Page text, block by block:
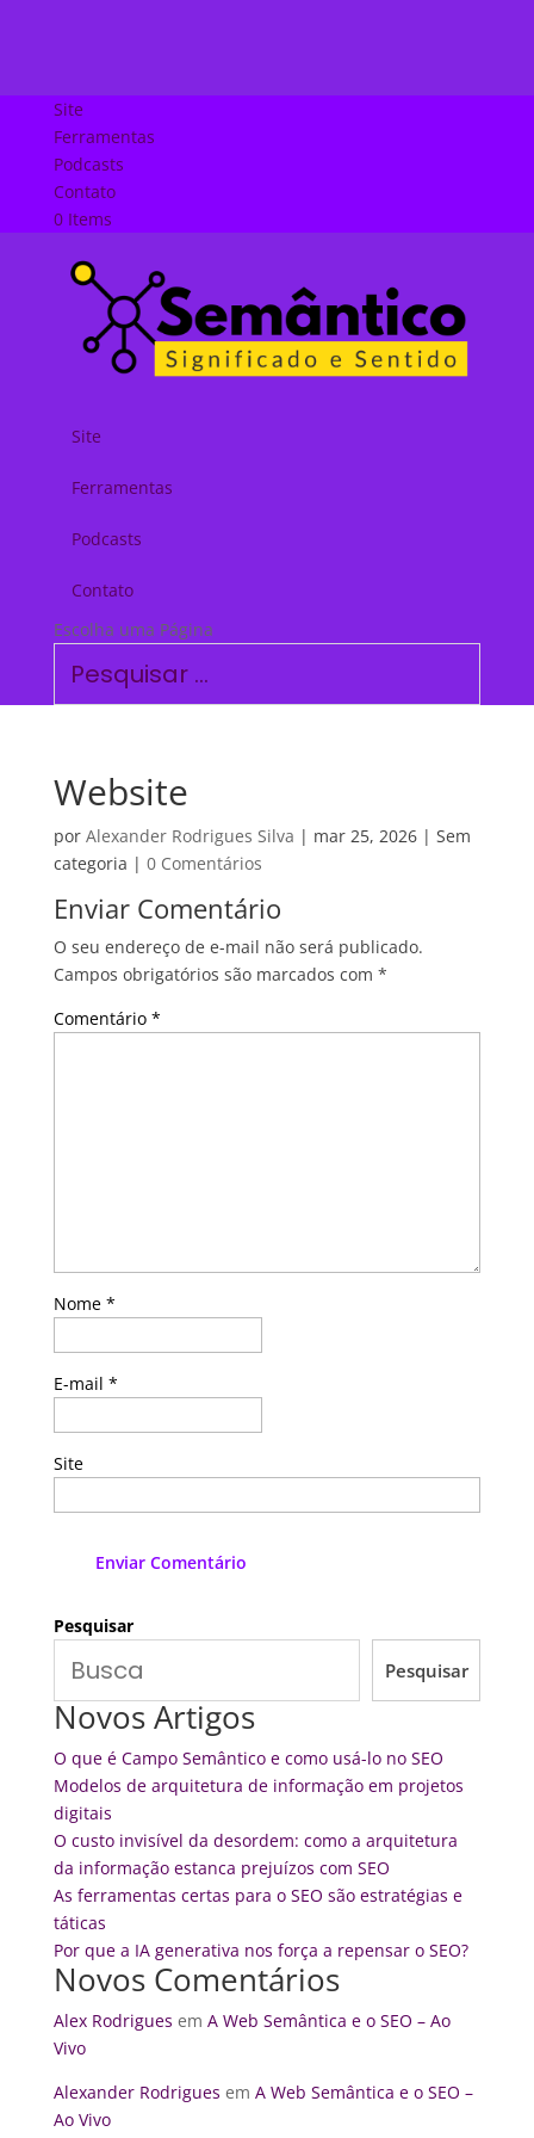
Site
Ferramentas
Podcasts
Contato
0 Items
Site
Ferramentas
Podcasts
Contato
Escolha uma Página
Website
por Alexander Rodrigues Silva | mar 25, 2026| Sem
categoria | 0 Comentários
Enviar Comentário
O seu endereço de e-mail não será publicado.
Campos obrigatórios são marcados com *
Comentário *
Nome *
E-mail *
Site
Pesquisar
Pesquisar
Novos Artigos
O que é Campo Semântico e como usá-lo no SEO
Modelos de arquitetura de informação em projetos
digitais
O custo invisível da desordem: como a arquitetura
da informação estanca prejuízos com SEO
As ferramentas certas para o SEO são estratégias e
táticas
Por que a IA generativa nos força a repensar o SEO?
Novos Comentários
Alex Rodrigues em A Web Semântica e o SEO – Ao
Vivo
Alexander Rodrigues em A Web Semântica e o SEO –
Ao Vivo